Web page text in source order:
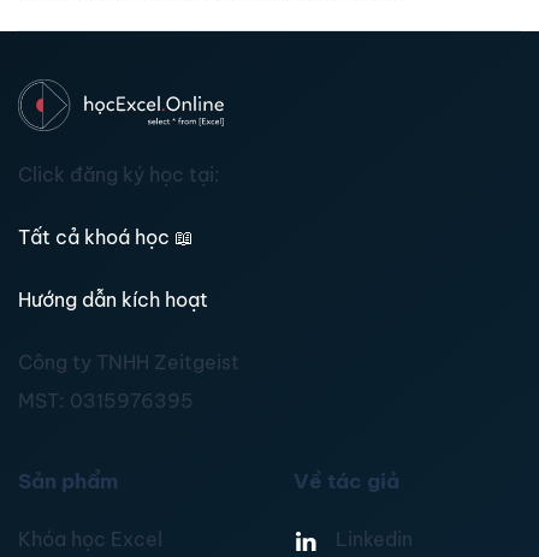
Click đăng ký học tại:
Tất cả khoá học 📖
Hướng dẫn kích hoạt
Công ty TNHH Zeitgeist
MST: 0315976395
Sản phẩm
Khóa học Excel
Về tác giả
Linkedin